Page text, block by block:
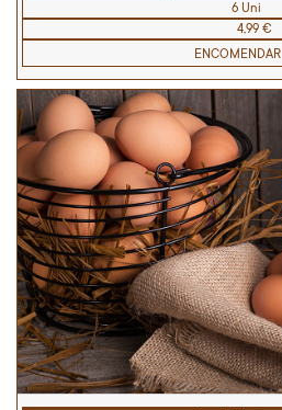
6 Uni
4,99 €
ENCOMENDAR